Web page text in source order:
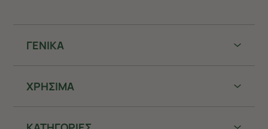
ΓΕΝΙΚΑ
ΧΡHΣΙΜΑ